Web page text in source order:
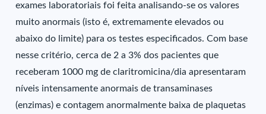
exames laboratoriais foi feita analisando-se os valores
muito anormais (isto é, extremamente elevados ou
abaixo do limite) para os testes especificados. Com base
nesse critério, cerca de 2 a 3% dos pacientes que
receberam 1000 mg de claritromicina/dia apresentaram
níveis intensamente anormais de transaminases
(enzimas) e contagem anormalmente baixa de plaquetas